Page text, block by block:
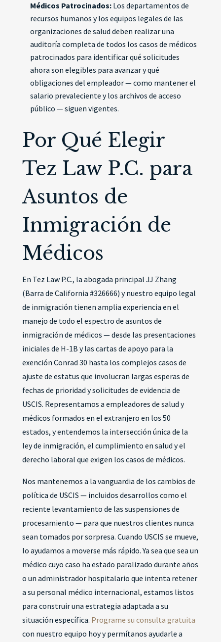
Médicos Patrocinados:Los departamentos de
recursos humanos y los equipos legales de las
organizaciones de salud deben realizar una
auditoría completa de todos los casos de médicos
patrocinados para identificar qué solicitudes
ahora son elegibles para avanzar y qué
obligaciones del empleador — como mantener el
salario prevaleciente y los archivos de acceso
público — siguen vigentes.
Por Qué Elegir
Tez Law P.C. para
Asuntos de
Inmigración de
Médicos
En Tez Law P.C., la abogada principal JJ Zhang
(Barra de California #326666) y nuestro equipo legal
de inmigración tienen amplia experiencia en el
manejo de todo el espectro de asuntos de
inmigración de médicos — desde las presentaciones
iniciales de H-1B y las cartas de apoyo para la
exención Conrad 30 hasta los complejos casos de
ajuste de estatus que involucran largas esperas de
fechas de prioridad y solicitudes de evidencia de
USCIS. Representamos a empleadores de salud y
médicos formados en el extranjero en los 50
estados, y entendemos la intersección única de la
ley de inmigración, el cumplimiento en salud y el
derecho laboral que exigen los casos de médicos.
Nos mantenemos a la vanguardia de los cambios de
política de USCIS — incluidos desarrollos como el
reciente levantamiento de las suspensiones de
procesamiento — para que nuestros clientes nunca
sean tomados por sorpresa. Cuando USCIS se mueve,
lo ayudamos a moverse más rápido. Ya sea que sea un
médico cuyo caso ha estado paralizado durante años
o un administrador hospitalario que intenta retener
a su personal médico internacional, estamos listos
para construir una estrategia adaptada a su
situación específica. Programe su consulta gratuita
con nuestro equipo hoy y permítanos ayudarle a